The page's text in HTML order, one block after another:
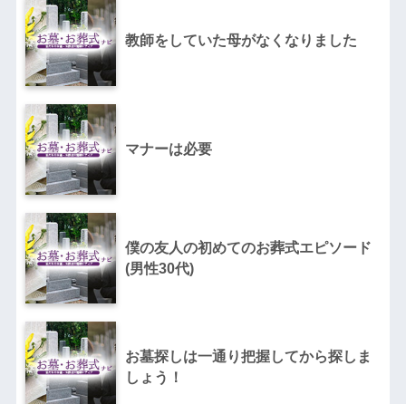
教師をしていた母がなくなりました
マナーは必要
僕の友人の初めてのお葬式エピソード
(男性30代)
お墓探しは一通り把握してから探しま
しょう！